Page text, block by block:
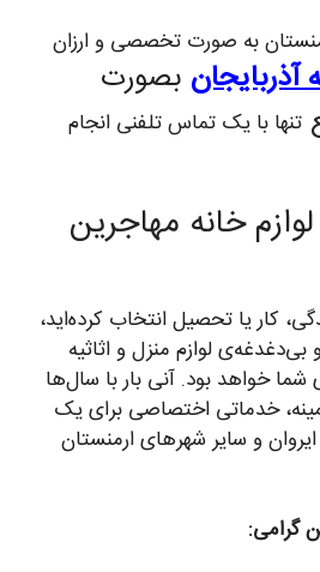
به صورت تخصصی و ارزان
آذربایجان بصورت
تنها با یک تماس تلفنی انجام
خانه مهاجرین
کار یا تحصیل انتخاب کرده‌اید،
لوازم منزل و اثاثیه
خواهد بود. آنی بار با سال‌ها
خدماتی اختصاصی برای یک
و سایر شهرهای ارمنستان
گرامی: